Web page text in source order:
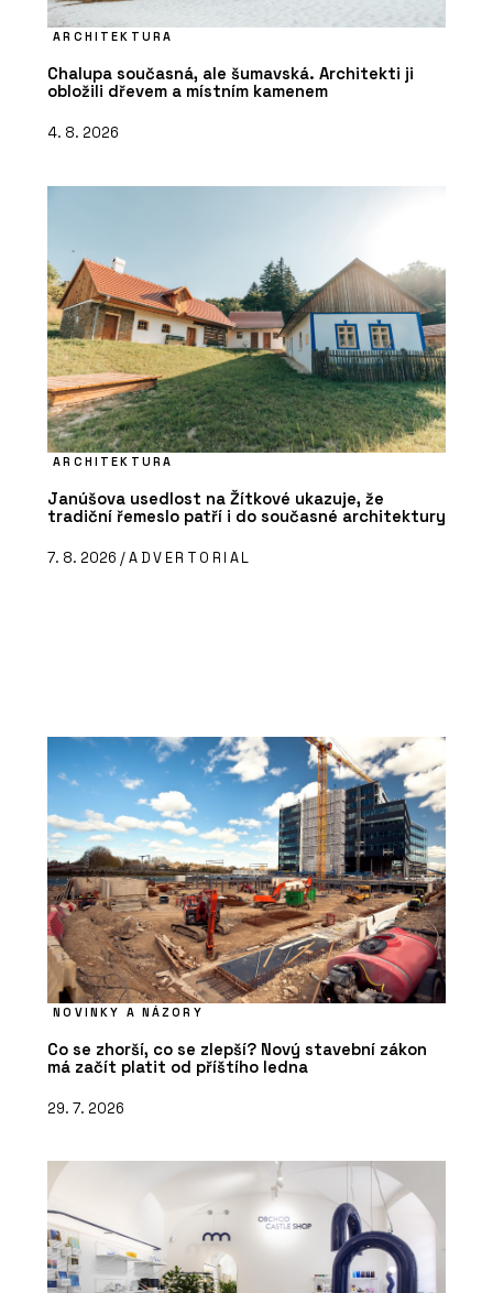
ARCHITEKTURA
Chalupa současná, ale šumavská. Architekti ji
obložili dřevem a místním kamenem
4. 8. 2026
ARCHITEKTURA
Janúšova usedlost na Žítkové ukazuje, že
tradiční řemeslo patří i do současné architektury
7. 8. 2026 /ADVERTORIAL
NOVINKY A NÁZORY
Co se zhorší, co se zlepší? Nový stavební zákon
má začít platit od příštího ledna
29. 7. 2026